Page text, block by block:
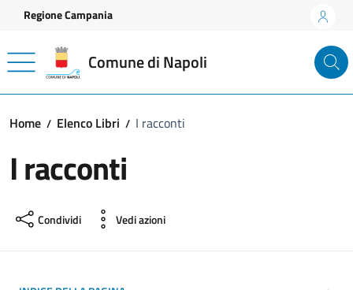
Vai ai contenuti
Vai al footer
Regione Campania
Comune di Napoli
Home Elenco Libri I racconti
I racconti
Condividi Vedi azioni